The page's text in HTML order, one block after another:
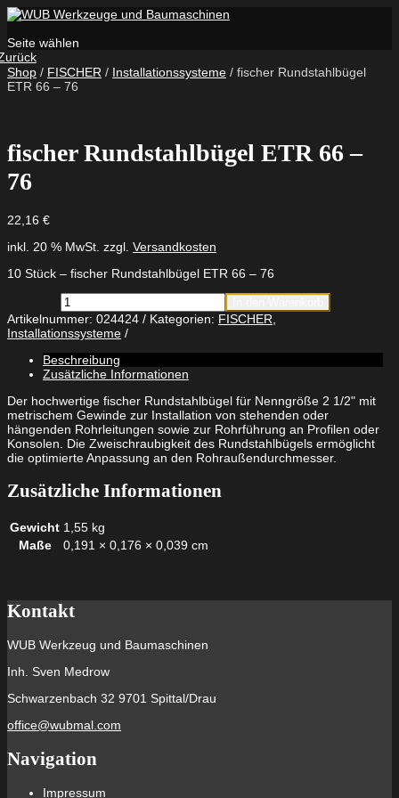
Seite wählen
Shop / FISCHER / Installationssysteme / fischer Rundstahlbügel
ETR 66 – 76
fischer Rundstahlbügel ETR 66 –
76
22,16 €
inkl. 20 % MwSt. zzgl. Versandkosten
10 Stück – fischer Rundstahlbügel ETR 66 – 76
fischer
Rundstahlbügel
ETR
66
-
76
Menge
Artikelnummer: 024424 Kategorien: FISCHER
Installationssysteme
Beschreibung
Zusätzliche Informationen
Der hochwertige fischer Rundstahlbügel für Nenngröße 2 1/2" mit
metrischem Gewinde zur Installation von stehenden oder
hängenden Rohrleitungen sowie zur Rohrführung an Profilen oder
Konsolen. Die Zweischraubigkeit des Rundstahlbügels ermöglicht
die optimierte Anpassung an den Rohraußendurchmesser.
Zusätzliche Informationen
Gewicht 1,55 kg
Maße
0,191 × 0,176 × 0,039 cm
Kontakt
WUB Werkzeug und Baumaschinen
Inh. Sven Medrow
Schwarzenbach 32 9701 Spittal/Drau
office@wubmal.com
Navigation
Impressum